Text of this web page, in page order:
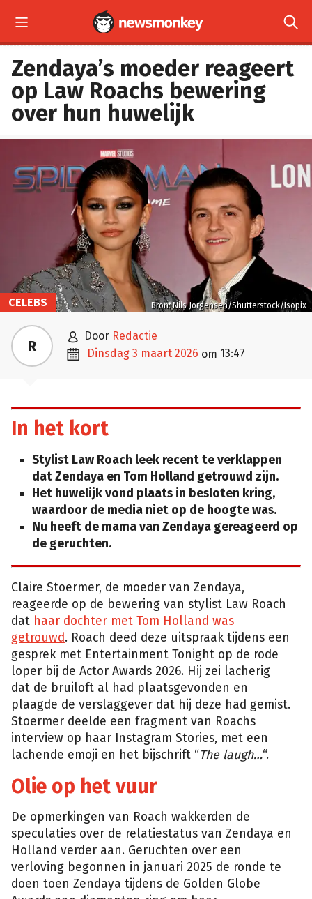
 
Zendaya’s moeder reageert
op Law Roachs bewering
over hun huwelijk
Bron: Nils Jorgensen/Shutterstock/Isopix
CELEBS
R  door Redactie
 dinsdag 3 maart 2026 om 13:47
In het kort
Stylist Law Roach leek recent te verklappen
dat Zendaya en Tom Holland getrouwd zijn.
Het huwelijk vond plaats in besloten kring,
waardoor de media niet op de hoogte was.
Nu heeft de mama van Zendaya gereageerd op
de geruchten.
Claire Stoermer, de moeder van Zendaya,
reageerde op de bewering van stylist Law Roach
dat haar dochter met Tom Holland was
getrouwd. Roach deed deze uitspraak tijdens een
gesprek met Entertainment Tonight op de rode
loper bij de Actor Awards 2026. Hij zei lacherig
dat de bruiloft al had plaatsgevonden en
plaagde de verslaggever dat hij deze had gemist.
Stoermer deelde een fragment van Roachs
interview op haar Instagram Stories, met een
lachende emoji en het bijschrift “The laugh…“.
Olie op het vuur
De opmerkingen van Roach wakkerden de
speculaties over de relatiestatus van Zendaya en
Holland verder aan. Geruchten over een
verloving begonnen in januari 2025 de ronde te
doen toen Zendaya tijdens de Golden Globe